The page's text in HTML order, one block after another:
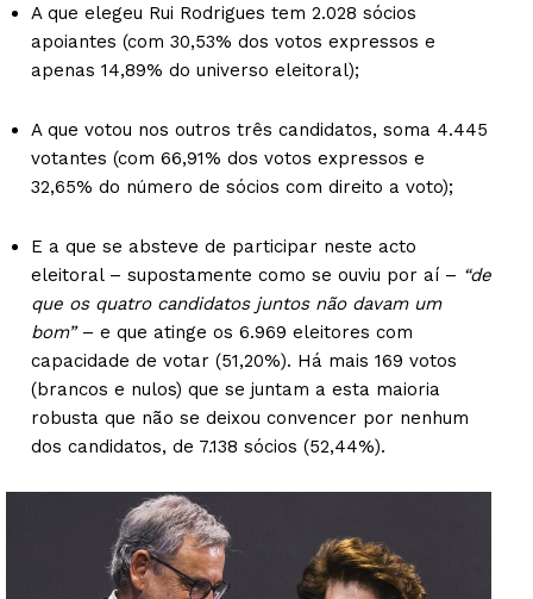
A que elegeu Rui Rodrigues tem 2.028 sócios
apoiantes (com 30,53% dos votos expressos e
apenas 14,89% do universo eleitoral);
A que votou nos outros três candidatos, soma 4.445
votantes (com 66,91% dos votos expressos e
32,65% do número de sócios com direito a voto);
E a que se absteve de participar neste acto
eleitoral – supostamente como se ouviu por aí – “de
que os quatro candidatos juntos não davam um
bom”– e que atinge os 6.969 eleitores com
capacidade de votar (51,20%). Há mais 169 votos
(brancos e nulos) que se juntam a esta maioria
robusta que não se deixou convencer por nenhum
dos candidatos, de 7.138 sócios (52,44%).